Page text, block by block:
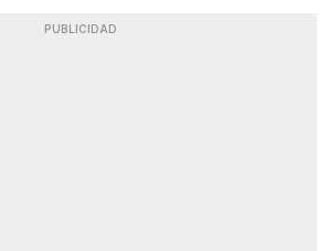
PUBLICIDAD